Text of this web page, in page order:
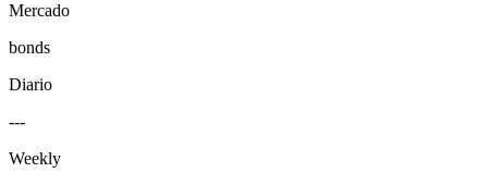
Mercado
bonds
Diario
---
Weekly